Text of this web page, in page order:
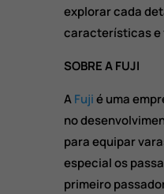
explorar cada
características e
SOBRE A FUJI
AFujié uma
no
para equipar
especial os
primeiro